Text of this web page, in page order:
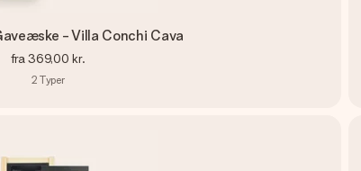
- Villa Conchi Cava
fra 369,00 kr.
2 Typer